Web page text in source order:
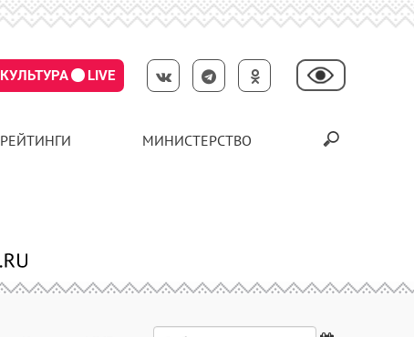
КУЛЬТУРА LIVE
РЕЙТИНГИ МИНИСТЕРСТВО